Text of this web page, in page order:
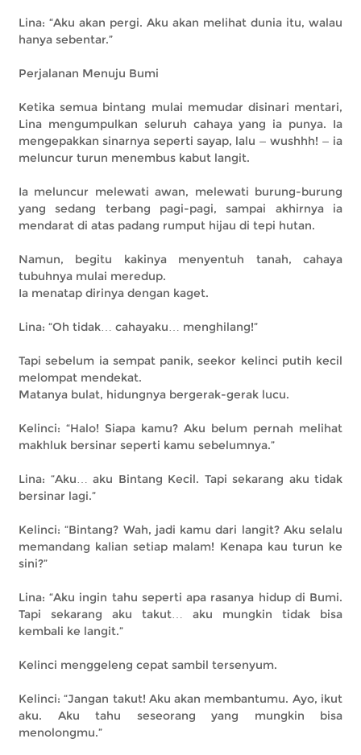
Lina: “Aku akan pergi. Aku akan melihat dunia itu, walau
hanya sebentar.”
Perjalanan Menuju Bumi
Ketika semua bintang mulai memudar disinari mentari,
Lina mengumpulkan seluruh cahaya yang ia punya. Ia
mengepakkan sinarnya seperti sayap, lalu — wushhh! — ia
meluncur turun menembus kabut langit.
Ia meluncur melewati awan, melewati burung-burung
yang sedang terbang pagi-pagi, sampai akhirnya ia
mendarat di atas padang rumput hijau di tepi hutan.
Namun, begitu kakinya menyentuh tanah, cahaya
tubuhnya mulai meredup.
Ia menatap dirinya dengan kaget.
Lina: “Oh tidak… cahayaku… menghilang!”
Tapi sebelum ia sempat panik, seekor kelinci putih kecil
melompat mendekat.
Matanya bulat, hidungnya bergerak-gerak lucu.
Kelinci: “Halo! Siapa kamu? Aku belum pernah melihat
makhluk bersinar seperti kamu sebelumnya.”
Lina: “Aku… aku Bintang Kecil. Tapi sekarang aku tidak
bersinar lagi.”
Kelinci: “Bintang? Wah, jadi kamu dari langit? Aku selalu
memandang kalian setiap malam! Kenapa kau turun ke
sini?”
Lina: “Aku ingin tahu seperti apa rasanya hidup di Bumi.
Tapi sekarang aku takut… aku mungkin tidak bisa
kembali ke langit.”
Kelinci menggeleng cepat sambil tersenyum.
Kelinci: “Jangan takut! Aku akan membantumu. Ayo, ikut
aku. Aku tahu seseorang yang mungkin bisa
menolongmu.”